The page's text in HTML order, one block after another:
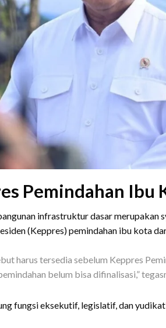
Pemindahan Ibu
infrastruktur dasar merupakan
(Keppres) pemindahan ibu kota
harus tersedia sebelum Keppres
belum bisa difinalisasi,”
fungsi eksekutif, legislatif, dan